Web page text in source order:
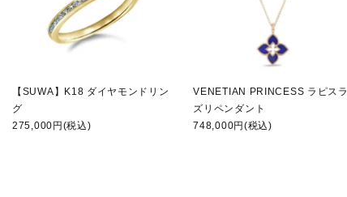
【SUWA】K18 ダイヤモンドリン
グ
275,000円(税込)
VENETIAN PRINCESS ラピスラ
ズリペンダント
748,000円(税込)